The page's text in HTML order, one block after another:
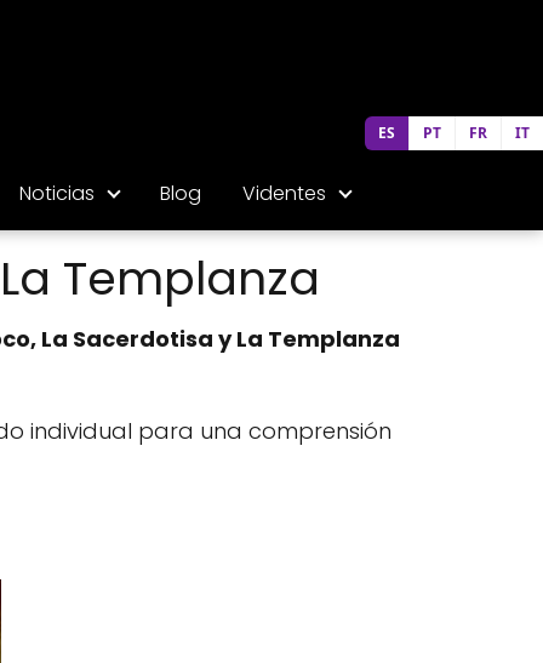
Noticias Blog Videntes
Templanza
La Sacerdotisa y La Templanza
individual para una comprensión
ES PT FR IT